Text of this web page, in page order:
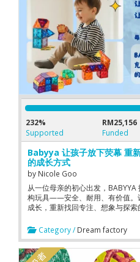
232%
Supported
RM25,156
Funded
Babyya 让孩子放下荧幕 重
的成长方式
by Nicole Goo
从一位母亲的初心出发，
构玩具——安全、耐用、有价值。
成长，重新找回专注、想象与探索
Category / Dream factory